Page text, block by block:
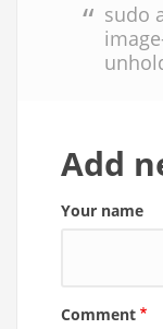
sudo
Add
Your name
Comment